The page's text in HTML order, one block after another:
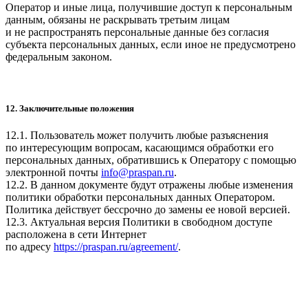
Оператор и иные лица, получившие доступ к персональным
данным, обязаны не раскрывать третьим лицам
и не распространять персональные данные без согласия
субъекта персональных данных, если иное не предусмотрено
федеральным законом.
12. Заключительные положения
12.1. Пользователь может получить любые разъяснения
по интересующим вопросам, касающимся обработки его
персональных данных, обратившись к Оператору с помощью
электронной почты info@praspan.ru.
12.2. В данном документе будут отражены любые изменения
политики обработки персональных данных Оператором.
Политика действует бессрочно до замены ее новой версией.
12.3. Актуальная версия Политики в свободном доступе
расположена в сети Интернет
по адресу https://praspan.ru/agreement/.